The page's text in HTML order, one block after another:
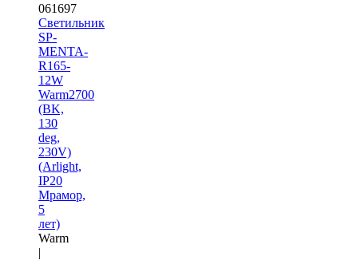
061697
Светильник
SP-
MENTA-
R165-
12W
Warm2700
(BK,
130
deg,
230V)
(Arlight,
IP20
Мрамор,
5
лет)
Warm
|